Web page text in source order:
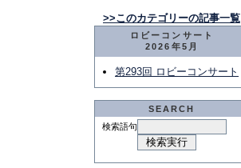
>>このカテゴリーの記事一覧
ロビーコンサート
2026年5月
第293回 ロビーコンサート
SEARCH
検索語句